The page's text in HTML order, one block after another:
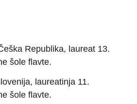
Republika, laureat 13.
šole flavte.
laureatinja 11.
šole flavte.